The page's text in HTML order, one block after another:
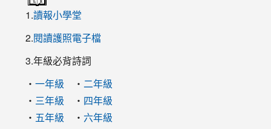
1.讀報小學堂
2.閱讀護照電子檔
3.年級必背詩詞
‧ 一年級 ‧ 二年級
‧ 三年級 ‧ 四年級
‧ 五年級 ‧ 六年級